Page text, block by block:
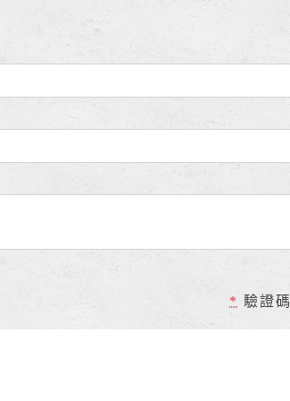
* 驗證碼